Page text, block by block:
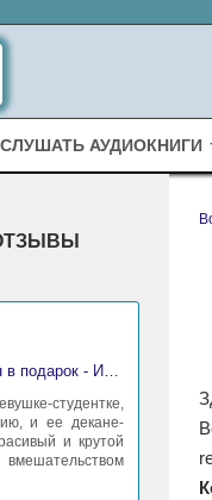
СЛУШАТЬ АУДИОКНИГИ
Танец желаний. Дракон в подарок - Ирина Алексеева
студентке,
и ее декане-
и крутой